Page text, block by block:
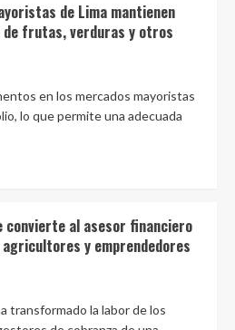
de Lima mantienen
frutas, verduras y otros
en los mercados mayoristas
lo que permite una adecuada
convierte al asesor financiero
y emprendedores
transformado la labor de los